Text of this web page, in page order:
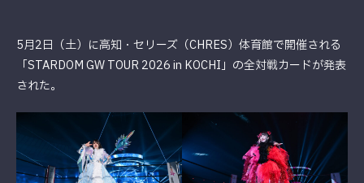
5月2日（土）に高知・セリーズ（CHRES）体育館で開催される
「STARDOM GW TOUR 2026 in KOCHI」の全対戦カードが発表
された。